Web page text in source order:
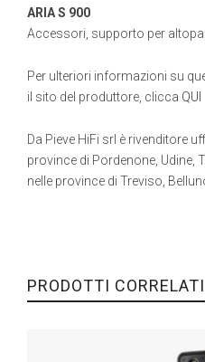
ARIA S 900
Accessori, supporto per
Per ulteriori informazioni su
il sito del produttore, clicca QUI
Da Pieve HiFi srl è rivenditore
province di Pordenone, Udine,
nelle province di Treviso,
PRODOTTI CORRELATI